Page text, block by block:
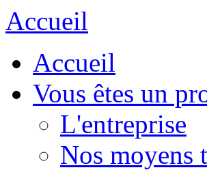
Accueil
Accueil
Vous êtes un
L'entreprise
Nos moyens